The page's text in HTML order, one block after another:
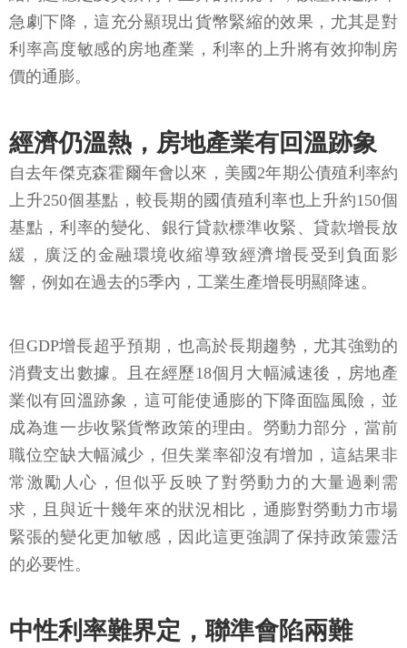
急劇下降，這充分顯現出貨幣緊縮的效果，尤其是對
利率高度敏感的房地產業，利率的上升將有效抑制房
價的通膨。
經濟仍溫熱，房地產業有回溫跡象
自去年傑克森霍爾年會以來，美國2年期公債殖利率約
上升250個基點，較長期的國債殖利率也上升約150個
基點，利率的變化、銀行貸款標準收緊、貸款增長放
緩，廣泛的金融環境收縮導致經濟增長受到負面影
響，例如在過去的5季內，工業生產增長明顯降速。
但GDP增長超乎預期，也高於長期趨勢，尤其強勁的
消費支出數據。且在經歷18個月大幅減速後，房地產
業似有回溫跡象，這可能使通膨的下降面臨風險，並
成為進一步收緊貨幣政策的理由。勞動力部分，當前
職位空缺大幅減少，但失業率卻沒有增加，這結果非
常激勵人心，但似乎反映了對勞動力的大量過剩需
求，且與近十幾年來的狀況相比，通膨對勞動力市場
緊張的變化更加敏感，因此這更強調了保持政策靈活
的必要性。
中性利率難界定，聯準會陷兩難